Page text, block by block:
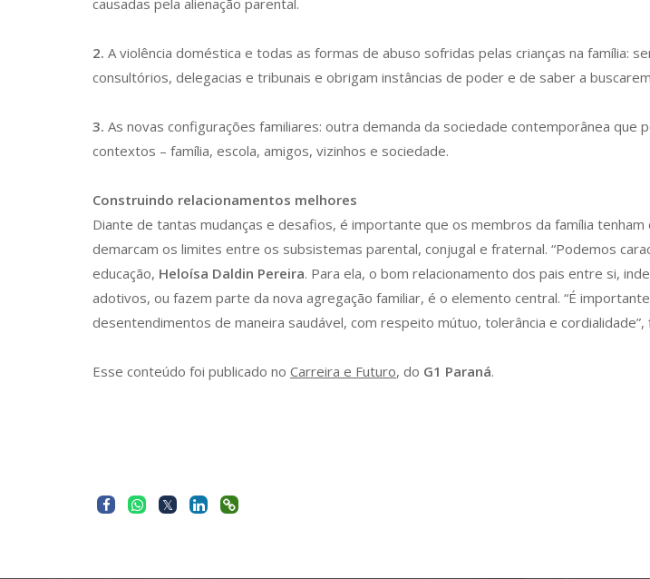
causadas pela alienação parental.
2. A violência doméstica e todas as formas de abuso sofridas pelas crianças na família:
consultórios, delegacias e tribunais e obrigam instâncias de poder e de saber a
3. As novas configurações familiares: outra demanda da sociedade contemporânea
contextos – família, escola, amigos, vizinhos e sociedade.
Construindo relacionamentos melhores
Diante de tantas mudanças e desafios, é importante que os membros da família
demarcam os limites entre os subsistemas parental, conjugal e fraternal. “Podemos
educação, Heloísa Daldin Pereira. Para ela, o bom relacionamento dos pais entre si,
adotivos, ou fazem parte da nova agregação familiar, é o elemento central. “É
desentendimentos de maneira saudável, com respeito mútuo, tolerância e cordialidade”,
Esse conteúdo foi publicado no Carreira e Futuro, do G1 Paraná.